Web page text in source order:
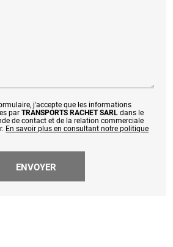
j'accepte que les informations
parTRANSPORTS RACHET SARLdans le
de contact et de la relation commerciale
En savoir plus en consultant notre politique